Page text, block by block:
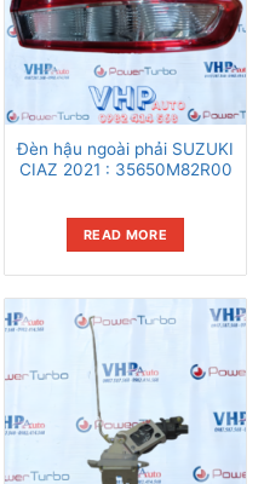
Đèn hậu ngoài phải SUZUKI
CIAZ 2021 : 35650M82R00
READ MORE